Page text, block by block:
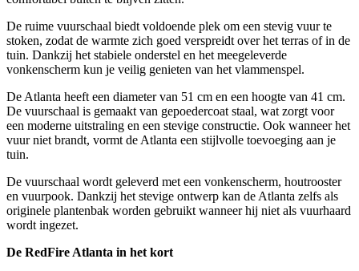
De ruime vuurschaal biedt voldoende plek om een stevig vuur te
stoken, zodat de warmte zich goed verspreidt over het terras of in de
tuin. Dankzij het stabiele onderstel en het meegeleverde
vonkenscherm kun je veilig genieten van het vlammenspel.
De Atlanta heeft een diameter van 51 cm en een hoogte van 41 cm.
De vuurschaal is gemaakt van gepoedercoat staal, wat zorgt voor
een moderne uitstraling en een stevige constructie. Ook wanneer het
vuur niet brandt, vormt de Atlanta een stijlvolle toevoeging aan je
tuin.
De vuurschaal wordt geleverd met een vonkenscherm, houtrooster
en vuurpook. Dankzij het stevige ontwerp kan de Atlanta zelfs als
originele plantenbak worden gebruikt wanneer hij niet als vuurhaard
wordt ingezet.
De RedFire Atlanta in het kort